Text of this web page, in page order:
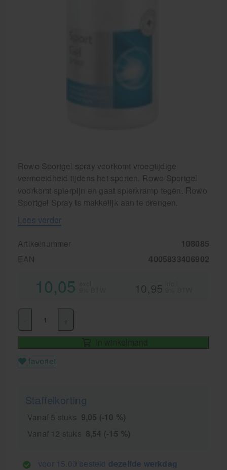
Rowo Sportgel spray voorkomt vroegtijdige
vermoeidheid tijdens het sporten. Rowo Sportgel
voorkomt spierpijn en gaat spierkramp tegen. Rowo
Sportgel Spray is makkelijk aan te brengen.
Lees verder
Artikelnummer
108085
EAN
4005833406902
10,05 10,95
In winkelmand
favoriet
Staffelkorting
Vanaf 5 stuks 9,05 (-10 %)
Vanaf 12 stuks 8,54 (-15 %)
voor 15.00 besteld dezelfde werkdag